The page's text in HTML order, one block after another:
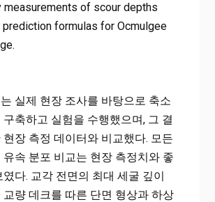
measurements of scour depths
prediction formulas for Ocmulgee
실제 현장 조사를 바탕으로 축소
구축하고 실험을 수행했으며, 그 결
현장 측정 데이터와 비교했다. 모든
속 분포 비교는 현장 측정치와 좋
다. 교각 전면의 최대 세굴 깊이
교량 데크를 따른 단면 형상과 하상